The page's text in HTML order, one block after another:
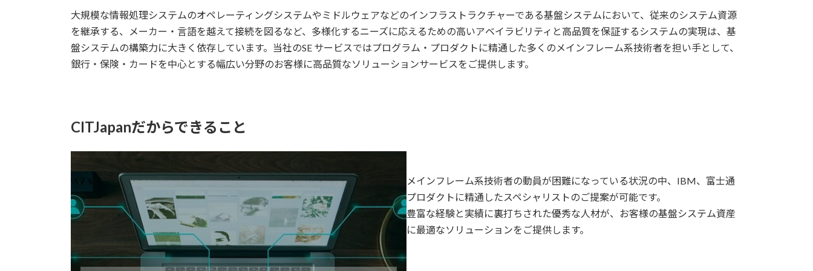
大規模な情報処理システムのオペレーティングシステムやミドルウェアなどのインフラストラクチャーである基盤システムにおいて、従来のシステム資源
を継承する、メーカー・言語を越えて接続を図るなど、多様化するニーズに応えるための高いアベイラビリティと高品質を保証するシステムの実現は、基
盤システムの構築力に大きく依存しています。当社のSE サービスではプログラム・プロダクトに精通した多くのメインフレーム系技術者を担い手として、
銀行・保険・カードを中心とする幅広い分野のお客様に高品質なソリューションサービスをご提供します。
CITJapanだからできること
メインフレーム系技術者の動員が困難になっている状況の中、IBM、富士通
プロダクトに精通したスペシャリストのご提案が可能です。
豊富な経験と実績に裏打ちされた優秀な人材が、お客様の基盤システム資産
に最適なソリューションをご提供します。